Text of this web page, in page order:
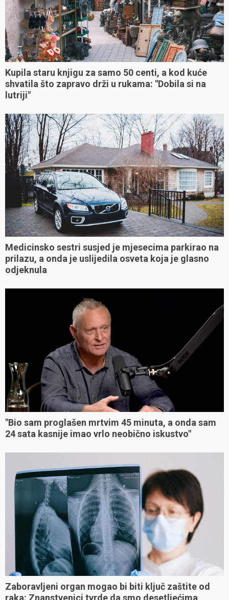
Kupila staru knjigu za samo 50 centi, a kod kuće
shvatila što zapravo drži u rukama: "Dobila si na
lutriji"
Medicinsko sestri susjed je mjesecima parkirao na
prilazu, a onda je uslijedila osveta koja je glasno
odjeknula
"Bio sam proglašen mrtvim 45 minuta, a onda sam
24 sata kasnije imao vrlo neobično iskustvo"
Zaboravljeni organ mogao bi biti ključ zaštite od
raka: Znanstvenici tvrde da smo desetljećima